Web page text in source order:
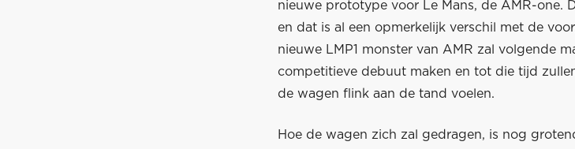
nieuwe prototype voor Le Mans, de AMR-one.
en dat is al een opmerkelijk verschil met de
nieuwe LMP1 monster van AMR zal volgende
competitieve debuut maken en tot die tijd
de wagen flink aan de tand voelen.
Hoe de wagen zich zal gedragen, is nog